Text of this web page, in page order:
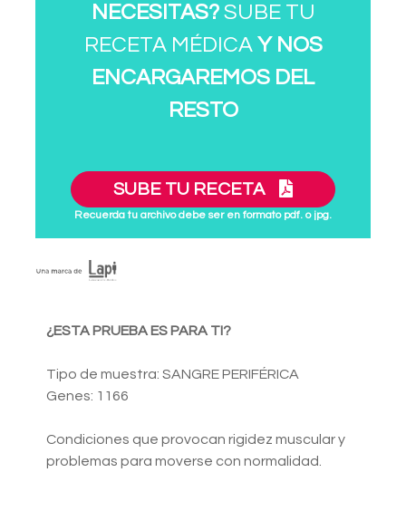
NECESITAS?SUBE TU
RECETA MÉDICA Y NOS
ENCARGAREMOS DEL
RESTO
SUBE TU RECETA
Recuerda tu archivo debe ser en formato pdf. o jpg.
¿ESTA PRUEBA ES PARA TI?
Tipo de muestra: SANGRE PERIFÉRICA
Genes: 1166
Condiciones que provocan rigidez muscular y
problemas para moverse con normalidad.